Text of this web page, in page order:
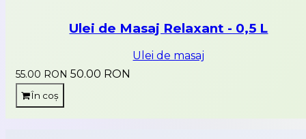
Ulei de Masaj Relaxant - 0,5 L
Ulei de masaj
55.00 RON 50.00 RON
În coș